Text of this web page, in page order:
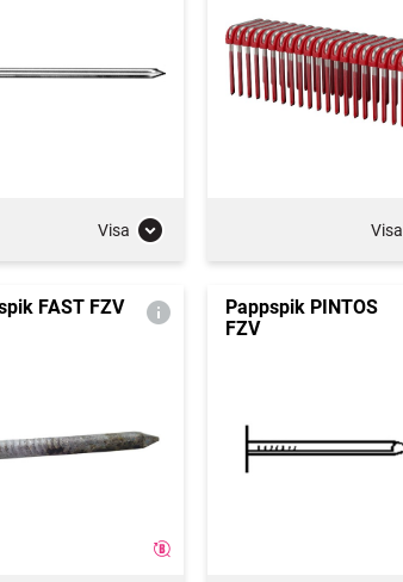
Visa Visa
FAST FZV
Pappspik PINTOS
FZV